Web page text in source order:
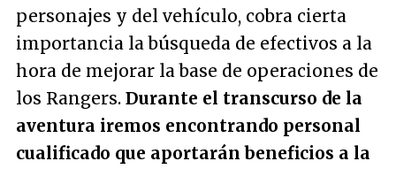
personajes y del vehículo, cobra cierta
importancia la búsqueda de efectivos a la
hora de mejorar la base de operaciones de
los Rangers. Durante el transcurso de la
aventura iremos encontrando personal
cualificado que aportarán beneficios a la